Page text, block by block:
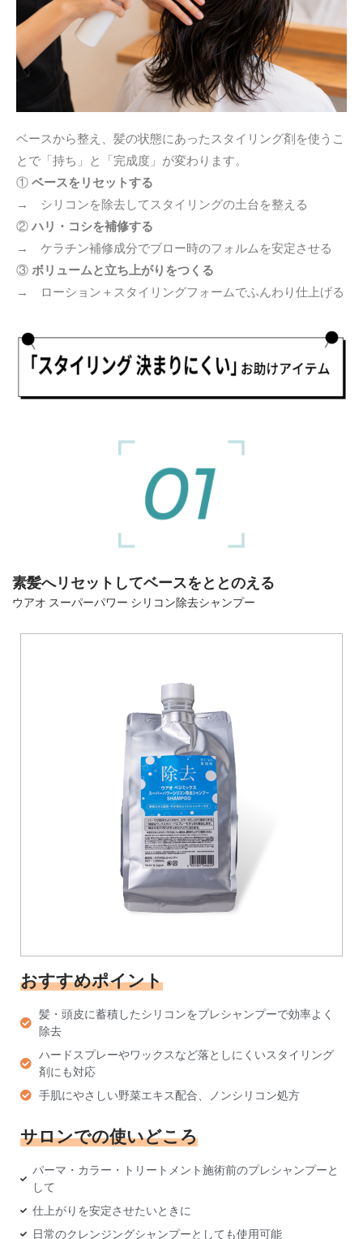
ベースから整え、髪の状態にあったスタイリング剤を使うこ
とで「持ち」と「完成度」が変わります。
① ベースをリセットする
→ シリコンを除去してスタイリングの土台を整える
②ハリ・コシを補修する
→ ケラチン補修成分でブロー時のフォルムを安定させる
③ ボリュームと立ち上がりをつくる
→ ローション＋スタイリングフォームでふんわり仕上げる
素髪へリセットしてベースをととのえる
ウアオ スーパーパワー シリコン除去シャンプー
おすすめポイント
髪・頭皮に蓄積したシリコンをプレシャンプーで効率よく
除去
ハードスプレーやワックスなど落としにくいスタイリング
剤にも対応
手肌にやさしい野菜エキス配合、ノンシリコン処方
サロンでの使いどころ
パーマ・カラー・トリートメント施術前のプレシャンプーと
して
仕上がりを安定させたいときに
日常のクレンジングシャンプーとしても使用可能